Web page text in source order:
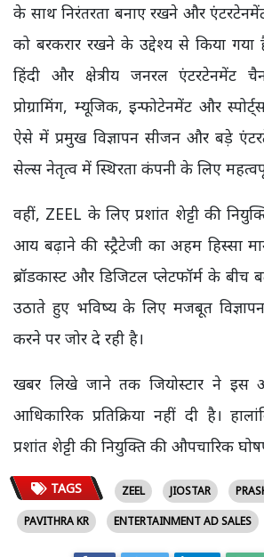
के साथ निरंतरता बनाए रखने और
को बरकरार रखने के उद्देश्य से किया गया
हिंदी और क्षेत्रीय जनरल एंटरटेनमेंट
प्रोग्रामिंग, म्यूजिक, इन्फोटेनमेंट और
ऐसे में प्रमुख विज्ञापन सीजन और बड़े
सेल्स नेतृत्व में स्थिरता कंपनी के लिए
वहीं, ZEEL के लिए प्रशांत शेट्टी की
आय बढ़ाने की स्ट्रैटेजी का अहम हिस्सा
ब्रॉडकास्ट और डिजिटल प्लेटफॉर्म के
उठाते हुए भविष्य के लिए मजबूत
करने पर जोर दे रही है।
खबर लिखे जाने तक जियोस्टार ने इस
आधिकारिक प्रतिक्रिया नहीं दी है।
प्रशांत शेट्टी की नियुक्ति की औपचारिक
TAGS ZEEL JIOSTAR
PAVITHRA KR
ENTERTAINMENT AD SALES